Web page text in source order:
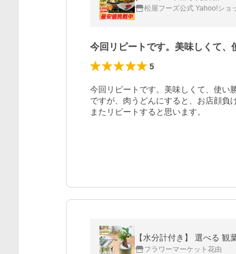
松屋フーズ公式 Yahoo!ショ
今回リピートです。美味しくて
5
今回リピートです。美味しくて、使い
ですが、肉うどんにすると、お店顔負
またリピートすると思います。
フラワーマーケット花由